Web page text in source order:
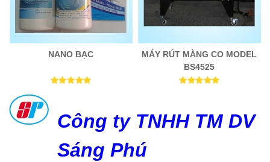
NANO BẠC
MÁY RÚT MÀNG CO MODEL
BS4525
Công ty TNHH TM DV
Sáng Phú